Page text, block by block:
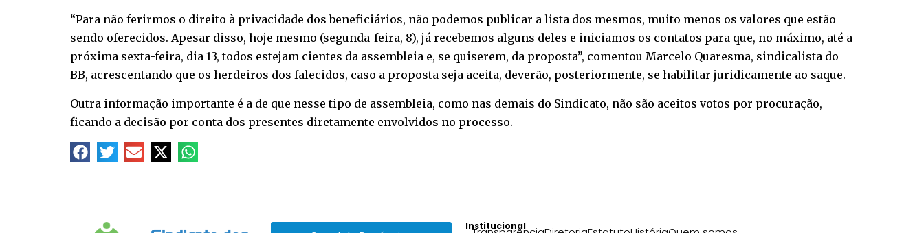
“Para não ferirmos o direito à privacidade dos beneficiários, não podemos publicar a lista dos mesmos, muito menos os valores que estão
sendo oferecidos. Apesar disso, hoje mesmo (segunda-feira, 8), já recebemos alguns deles e iniciamos os contatos para que, no máximo, até a
próxima sexta-feira, dia 13, todos estejam cientes da assembleia e, se quiserem, da proposta”, comentou Marcelo Quaresma, sindicalista do
BB, acrescentando que os herdeiros dos falecidos, caso a proposta seja aceita, deverão, posteriormente, se habilitar juridicamente ao saque.
Outra informação importante é a de que nesse tipo de assembleia, como nas demais do Sindicato, não são aceitos votos por procuração,
ficando a decisão por conta dos presentes diretamente envolvidos no processo.
Institucional